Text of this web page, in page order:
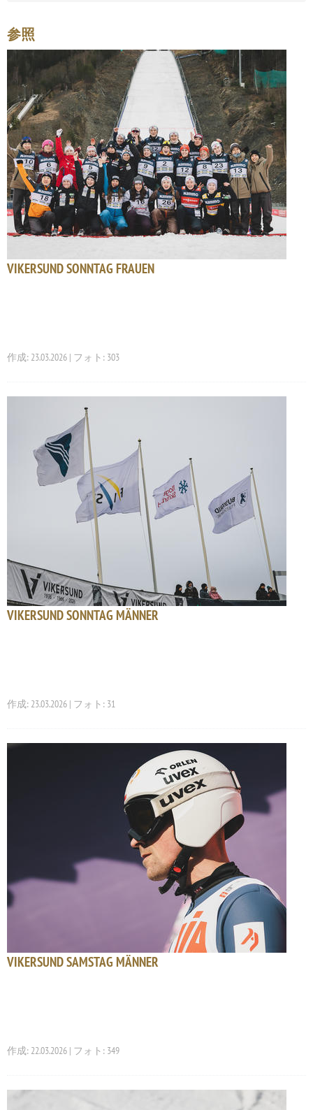
参照
VIKERSUND SONNTAG FRAUEN
作成: 23.03.2026 | フォト: 303
VIKERSUND SONNTAG MÄNNER
作成: 23.03.2026 | フォト: 31
VIKERSUND SAMSTAG MÄNNER
作成: 22.03.2026 | フォト: 349